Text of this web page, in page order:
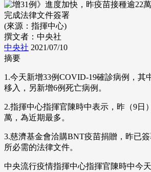
(來源：指揮中心)
撰文者：中央社
中央社 2021/07/10
摘要
1.今天新增33例COVID-19確診病例，其
移入，另新增6例死亡病例。
2.指揮中心指揮官陳時中表示，昨（9日
萬，為近期最多。
3.慈濟基金會洽購BNT疫苗捐贈，昨已
所必需的法律文件。
中央流行疫情指揮中心指揮官陳時中今